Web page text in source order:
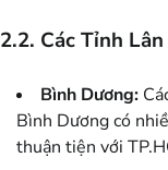
2.2. Các Tỉnh
Bình Dương:
Bình Dương có
thuận tiện với